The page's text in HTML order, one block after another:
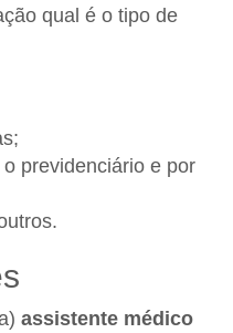
qual é o tipo de
previdenciário e por
assistente médico